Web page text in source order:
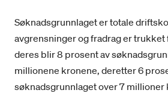
Søknadsgrunnlaget er totale
avgrensninger og fradrag er
deres blir 8 prosent av
millionene kronene, deretter 6
søknadsgrunnlaget over 7 millioner